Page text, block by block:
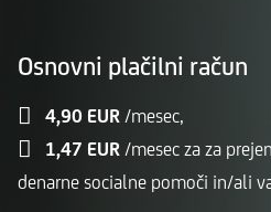
Osnovni plačilni račun
4,90 EUR /mesec,
1,47 EUR /mesec za za
denarne socialne pomoči in/ali